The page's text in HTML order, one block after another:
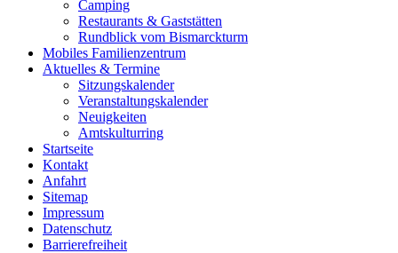
Camping
Restaurants & Gaststätten
Rundblick vom Bismarckturm
Mobiles Familienzentrum
Aktuelles & Termine
Sitzungskalender
Veranstaltungskalender
Neuigkeiten
Amtskulturring
Startseite
Kontakt
Anfahrt
Sitemap
Impressum
Datenschutz
Barrierefreiheit